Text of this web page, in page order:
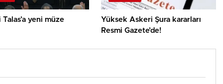
yeni müze
Yüksek Askeri Şura kararları
Resmi Gazete’de!